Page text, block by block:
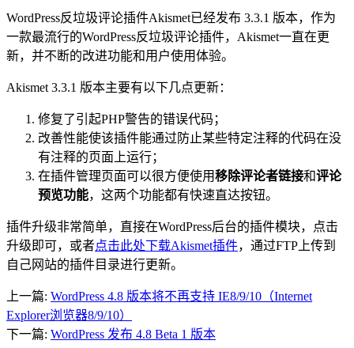
WordPress反垃圾评论插件Akismet已经发布 3.3.1 版本，作为
一款最流行的WordPress反垃圾评论插件，Akismet一直在更
新，并不断的改进功能和用户使用体验。
Akismet 3.3.1 版本主要有以下几点更新：
修复了引起PHP警告的错误代码；
改善性能使该插件能通过防止某些特定注释的代码在没
有注释的页面上运行；
在插件管理页面可以很方便使用移除评论者链接和评论
预览功能，这两个功能都有快速直达按钮。
插件升级非常简单，直接在WordPress后台的插件模块，点击
升级即可，或者点击此处下载Akismet插件，通过FTP上传到
自己网站的插件目录进行更新。
上一篇: WordPress 4.8 版本将不再支持 IE8/9/10（Internet
Explorer浏览器8/9/10）
下一篇: WordPress 发布 4.8 Beta 1 版本